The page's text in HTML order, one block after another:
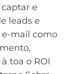
e
leads e
e-mail como
toa o ROI